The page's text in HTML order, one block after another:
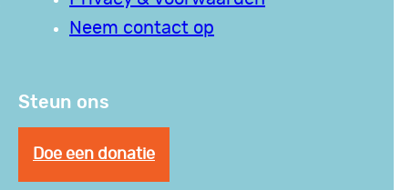
Neem contact op
Steun ons
Doe een donatie